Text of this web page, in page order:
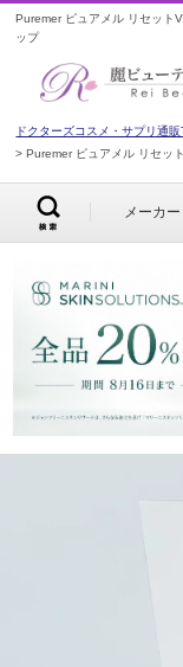
Puremer ピュアメル リセット
ップ
ドクターズコスメ・サプリ通販
Puremer ピュアメル リセッ
メーカー